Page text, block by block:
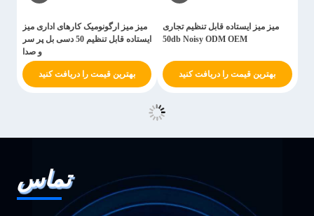
میز میز ایستاده قابل تنظیم تجاری
50db Noisy ODM OEM
بهترین قیمت را دریافت کنید
میز میز ارگونومیک کارهای اداری میز
ایستاده قابل تنظیم 50 دسی بل پر سر
و صدا
بهترین قیمت را دریافت کنید
تماس